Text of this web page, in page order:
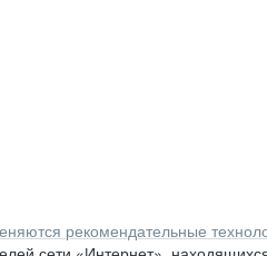
рекомендательные